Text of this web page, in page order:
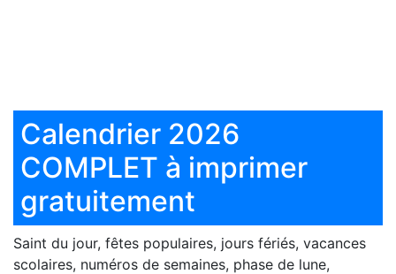
Calendrier 2026
COMPLET à imprimer
gratuitement
Saint du jour, fêtes populaires, jours fériés, vacances
scolaires, numéros de semaines, phase de lune,